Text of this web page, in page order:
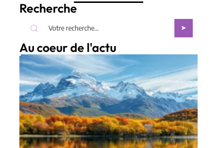
Recherche
Au coeur de l'actu